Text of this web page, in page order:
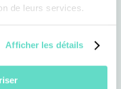
de leurs services.
Afficher les détails